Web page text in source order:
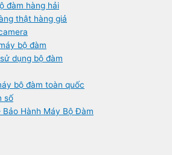
đàm hàng hải
thật hàng giả
bộ đàm
dụng bộ đàm
bộ đàm toàn quốc
số
Bảo Hành Máy Bộ Đàm